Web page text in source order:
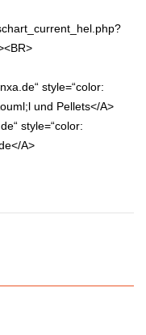
style=“color:
und Pellets</A>
style=“color:
A>